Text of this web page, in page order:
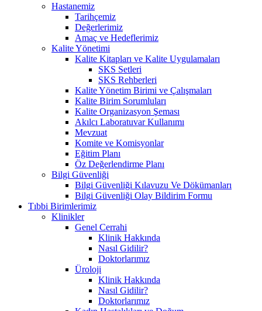
Hastanemiz
Tarihçemiz
Değerlerimiz
Amaç ve Hedeflerimiz
Kalite Yönetimi
Kalite Kitapları ve Kalite Uygulamaları
SKS Setleri
SKS Rehberleri
Kalite Yönetim Birimi ve Çalışmaları
Kalite Birim Sorumluları
Kalite Organizasyon Şeması
Akılcı Laboratuvar Kullanımı
Mevzuat
Komite ve Komisyonlar
Eğitim Planı
Öz Değerlendirme Planı
Bilgi Güvenliği
Bilgi Güvenliği Kılavuzu Ve Dökümanları
Bilgi Güvenliği Olay Bildirim Formu
Tıbbi Birimlerimiz
Klinikler
Genel Cerrahi
Klinik Hakkında
Nasıl Gidilir?
Doktorlarımız
Üroloji
Klinik Hakkında
Nasıl Gidilir?
Doktorlarımız